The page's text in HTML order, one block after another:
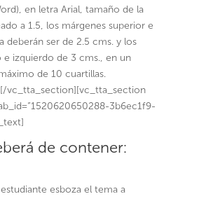
en letra Arial, tamaño de la
a 1.5, los márgenes superior e
deberán ser de 2.5 cms. y los
e izquierdo de 3 cms., en un
de 10 cuartillas.
vc_tta_section][vc_tta_section
3b6ec1f9-
de contener:
esboza el tema a